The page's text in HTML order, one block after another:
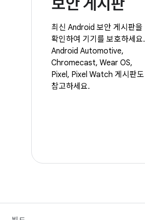
보안 게시판
최신 Android 보안 게시판을
확인하여 기기를 보호하세요.
Android Automotive,
Chromecast, Wear OS,
Pixel, Pixel Watch 게시판도
참고하세요.